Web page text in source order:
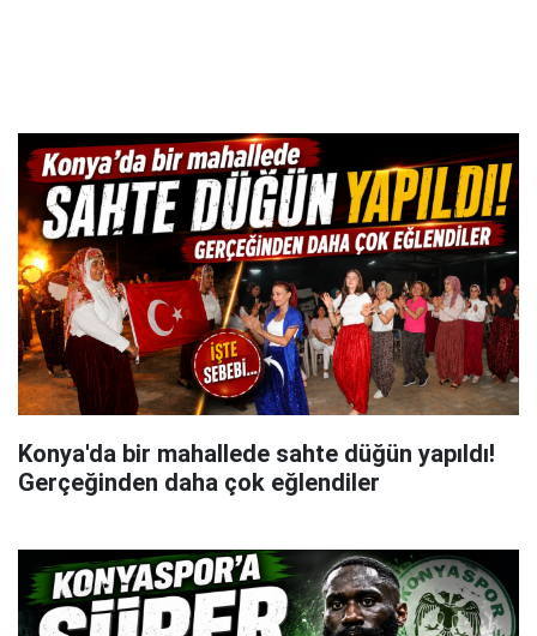
Konya'da bir mahallede sahte düğün yapıldı!
Gerçeğinden daha çok eğlendiler